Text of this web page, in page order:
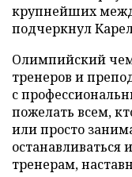
крупнейших
подчеркнул
Олимпийский
тренеров и
с
пожелать всем,
или просто
останавливаться
тренерам,